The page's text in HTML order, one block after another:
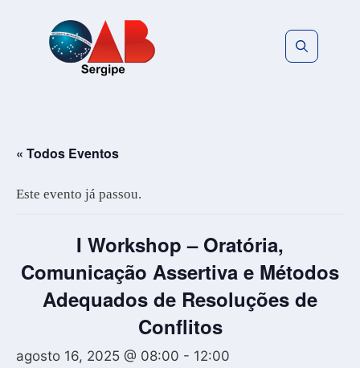
« Todos Eventos
Este evento já passou.
I Workshop – Oratória,
Comunicação Assertiva e Métodos
Adequados de Resoluções de
Conflitos
agosto 16, 2025 @ 08:00 - 12:00